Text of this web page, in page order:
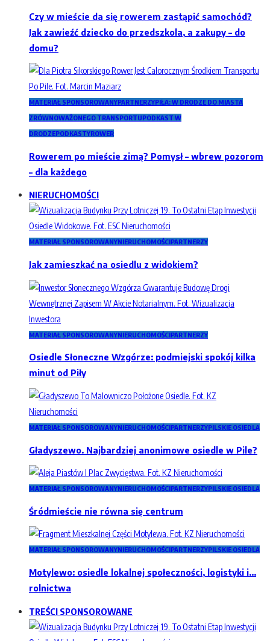
Czy w mieście da się rowerem zastąpić samochód?
Jak zawieźć dziecko do przedszkola, a zakupy – do
domu?
MATERIAŁ SPONSOROWANYPARTNERZYPIŁA: W DRODZE DO MIASTA
ZRÓWNOWAŻONEGO TRANSPORTUPODKAST W
DRODZEPODKASTYROWER
Rowerem po mieście zimą? Pomysł – wbrew pozorom
– dla każdego
NIERUCHOMOŚCI
MATERIAŁ SPONSOROWANYNIERUCHOMOŚCIPARTNERZY
Jak zamieszkać na osiedlu z widokiem?
MATERIAŁ SPONSOROWANYNIERUCHOMOŚCIPARTNERZY
Osiedle Słoneczne Wzgórze: podmiejski spokój kilka
minut od Piły
MATERIAŁ SPONSOROWANYNIERUCHOMOŚCIPARTNERZYPILSKIE OSIEDLA
Gładyszewo. Najbardziej anonimowe osiedle w Pile?
MATERIAŁ SPONSOROWANYNIERUCHOMOŚCIPARTNERZYPILSKIE OSIEDLA
Śródmieście nie równa się centrum
MATERIAŁ SPONSOROWANYNIERUCHOMOŚCIPARTNERZYPILSKIE OSIEDLA
Motylewo: osiedle lokalnej społeczności, logistyki i…
rolnictwa
TREŚCI SPONSOROWANE